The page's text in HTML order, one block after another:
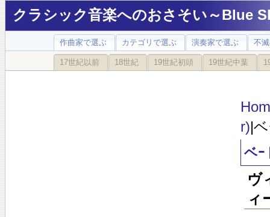
クラシック音楽へのおさそい～Blue
作曲家で選ぶ カテゴリで選ぶ 演奏家で選ぶ 不
17世紀以前 18世紀 19世紀初頭 19世紀中葉
r)|
ベｰ
ヴ
ィ